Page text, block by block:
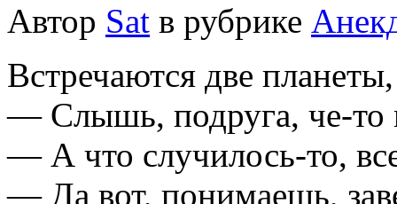
Автор Sat в рубрике
Встречаются две
— Слышь, подруга, че-то
— А что случилось-то,
— Да вот, понимаешь,